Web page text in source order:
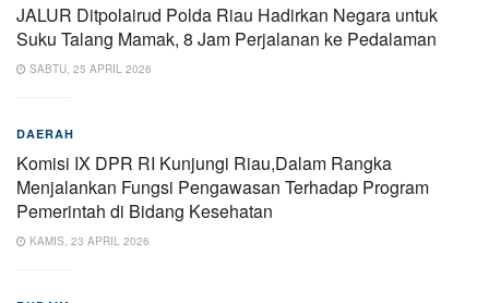
JALUR Ditpolairud Polda Riau Hadirkan Negara untuk
Suku Talang Mamak, 8 Jam Perjalanan ke Pedalaman
SABTU, 25 APRIL 2026
DAERAH
Komisi IX DPR RI Kunjungi Riau,Dalam Rangka
Menjalankan Fungsi Pengawasan Terhadap Program
Pemerintah di Bidang Kesehatan
KAMIS, 23 APRIL 2026